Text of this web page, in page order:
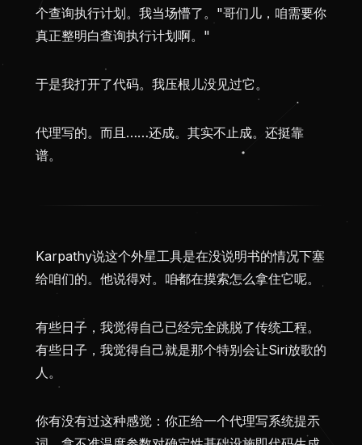
个查询执行计划。我当场懵了。"哥们儿，咱需要你
真正整明白查询执行计划啊。"
于是我打开了代码。我压根儿没见过它。
代理写的。而且……还成。其实不止成。还挺靠
谱。
Karpathy说这个外星工具是在没说明书的情况下塞
给咱们的。他说得对。咱都在摸索怎么拿住它呢。
有些日子，我觉得自己已经完全跳脱了传统工程。
有些日子，我觉得自己就是那个特别会让Siri放歌的
人。
你有没有过这种感觉：你正给一个代理写系统提示